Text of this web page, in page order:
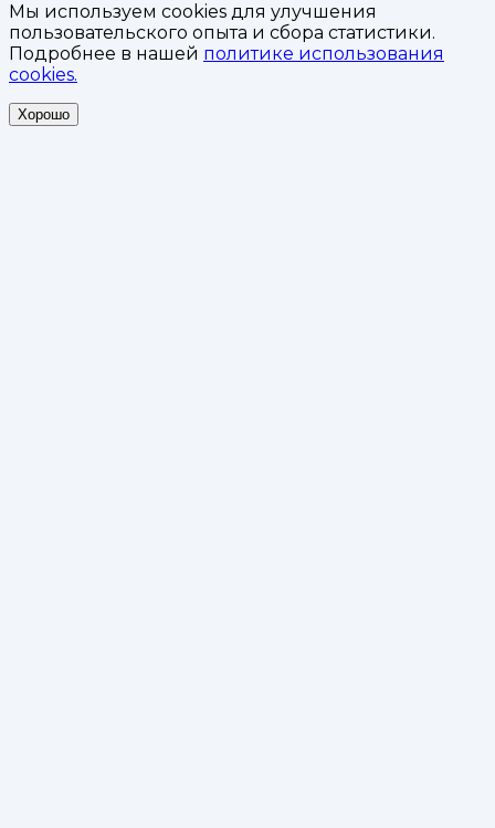
Мы используем cookies для улучшения
пользовательского опыта и сбора статистики.
Подробнее в нашей политике использования
cookies.
Хорошо